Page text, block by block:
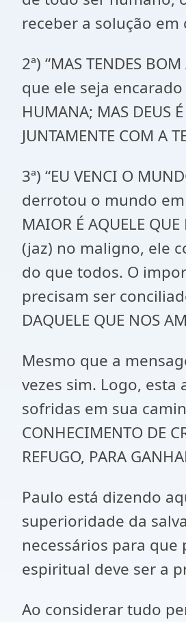
receber a solução em
2ª) “MAS TENDES
que ele seja encarado
HUMANA; MAS DEUS
JUNTAMENTE COM A
3ª) “EU VENCI O
derrotou o mundo em
MAIOR É AQUELE
(jaz) no maligno, ele
do que todos. O
precisam ser
DAQUELE QUE NOS
Mesmo que a
vezes sim. Logo,
sofridas em sua
CONHECIMENTO DE
REFUGO, PARA
Paulo está dizendo
superioridade da
necessários para
espiritual deve ser a
Ao considerar tudo